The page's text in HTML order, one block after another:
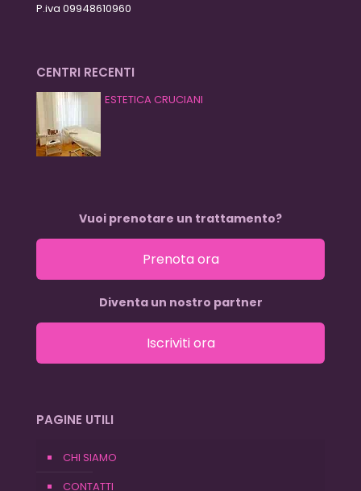
P.iva 09948610960
CENTRI RECENTI
ESTETICA CRUCIANI
Vuoi prenotare un trattamento?
Prenota ora
Diventa un nostro partner
Iscriviti ora
PAGINE UTILI
CHI SIAMO
CONTATTI